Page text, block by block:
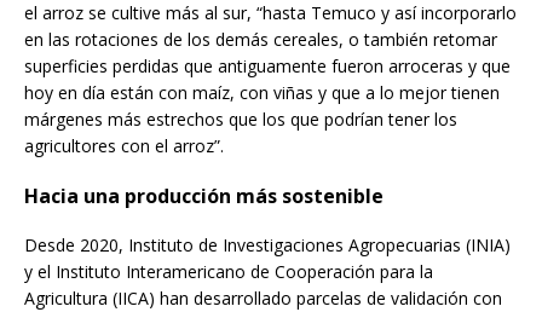
el arroz se cultive más al sur, “hasta Temuco y así incorporarlo
en las rotaciones de los demás cereales, o también retomar
superficies perdidas que antiguamente fueron arroceras y que
hoy en día están con maíz, con viñas y que a lo mejor tienen
márgenes más estrechos que los que podrían tener los
agricultores con el arroz”.
Hacia una producción más sostenible
Desde 2020, Instituto de Investigaciones Agropecuarias (INIA)
y el Instituto Interamericano de Cooperación para la
Agricultura (IICA) han desarrollado parcelas de validación con